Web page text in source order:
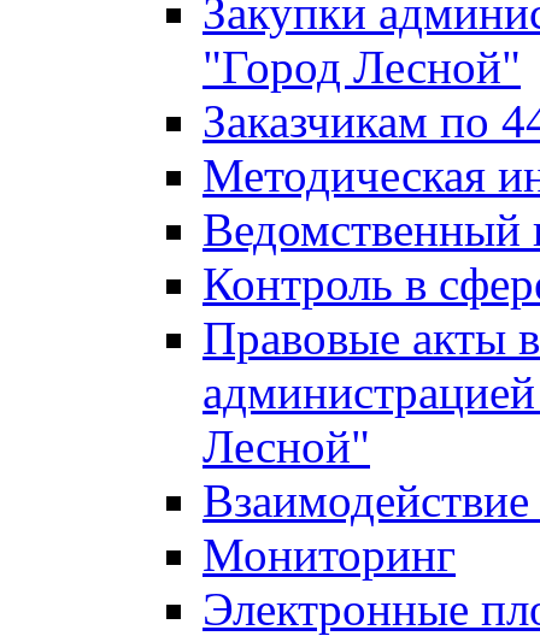
Закупки
"Город Лесной"
Заказчикам по
Методическая
Ведомственный
Контроль в
Правовые акты
Лесной"
Мониторинг
Электронные